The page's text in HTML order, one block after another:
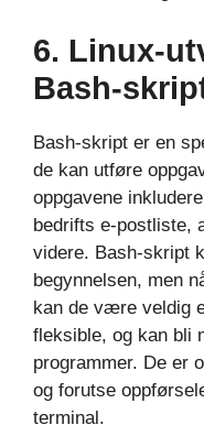
6. Linux-
Bash-
Bash-skript er en
de kan utføre
oppgavene
bedrifts e-postliste,
videre. Bash-skript
begynnelsen, men
kan de være veldig
fleksible, og kan bli
programmer. De er
og forutse
terminal.